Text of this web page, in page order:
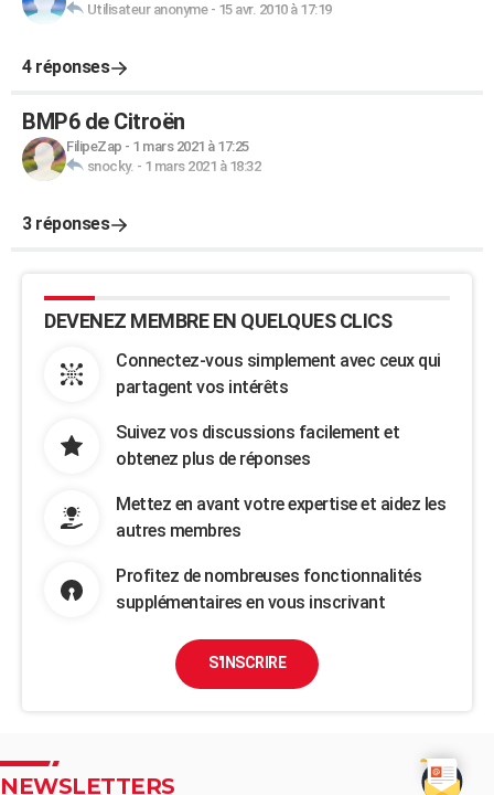
Utilisateur anonyme- 15 avr. 2010 à 17:19
4 réponses
BMP6 de Citroën
FilipeZap - 1 mars 2021 à 17:25
snocky. - 1 mars 2021 à 18:32
3 réponses
DEVENEZ MEMBRE EN QUELQUES CLICS
Connectez-vous simplement avec ceux qui
partagent vos intérêts
Suivez vos discussions facilement et
obtenez plus de réponses
Mettez en avant votre expertise et aidez les
autres membres
Profitez de nombreuses fonctionnalités
supplémentaires en vous inscrivant
S'INSCRIRE
NEWSLETTERS